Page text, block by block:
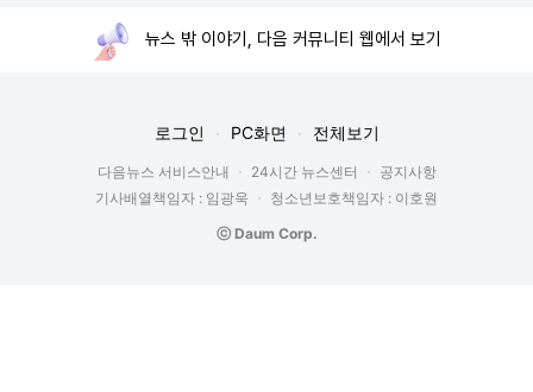
뉴스 밖 이야기, 다음 커뮤니티 웹에서 보기
로그인 PC화면 전체보기
다음뉴스 서비스안내 24시간 뉴스센터
공지사항
기사배열책임자 : 임광욱
청소년보호책임자 : 이호원
ⓒ Daum Corp.